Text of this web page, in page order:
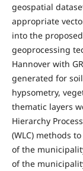
geospatial
appropriate
into the
geoprocessing
Hannover with
generated for
hypsometry,
thematic layers
Hierarchy
(WLC) methods
of the
of the